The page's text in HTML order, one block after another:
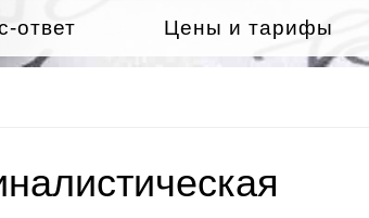
ответ Цены и тарифы